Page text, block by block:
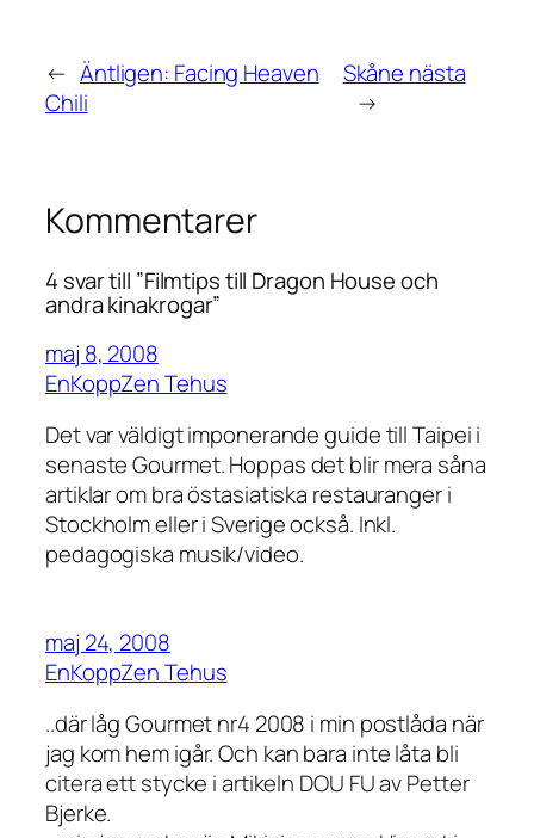
← Äntligen: Facing Heaven
Chili
Skåne nästa
→
Kommentarer
4 svar till ”Filmtips till Dragon House och
andra kinakrogar”
maj 8, 2008
EnKoppZen Tehus
Det var väldigt imponerande guide till Taipei i
senaste Gourmet. Hoppas det blir mera såna
artiklar om bra östasiatiska restauranger i
Stockholm eller i Sverige också. Inkl.
pedagogiska musik/video.
maj 24, 2008
EnKoppZen Tehus
..där låg Gourmet nr4 2008 i min postlåda när
jag kom hem igår. Och kan bara inte låta bli
citera ett stycke i artikeln DOU FU av Petter
Bjerke.